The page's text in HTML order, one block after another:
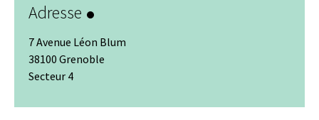
Adresse
7 Avenue Léon Blum
38100 Grenoble
Secteur 4